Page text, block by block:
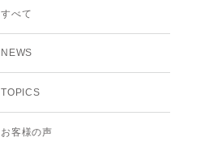
すべて
NEWS
TOPICS
お客様の声